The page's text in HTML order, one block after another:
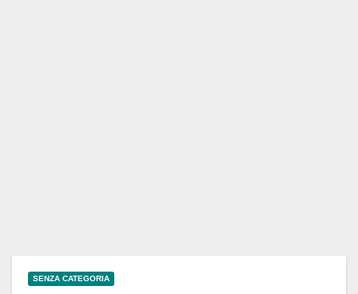
SENZA CATEGORIA